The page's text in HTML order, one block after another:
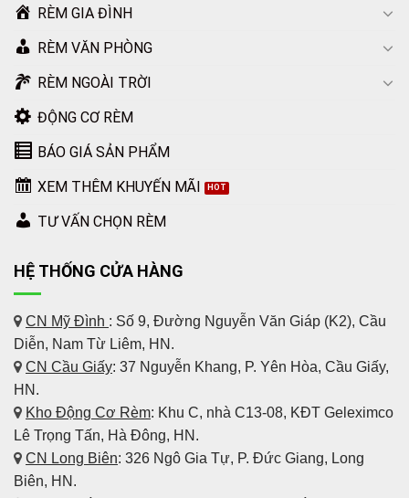
RÈM GIA ĐÌNH
RÈM VĂN PHÒNG
RÈM NGOÀI TRỜI
ĐỘNG CƠ RÈM
BÁO GIÁ SẢN PHẨM
XEM THÊM KHUYẾN MÃI
TƯ VẤN CHỌN RÈM
HỆ THỐNG CỬA HÀNG
CN Mỹ Đình : Số 9, Đường Nguyễn Văn Giáp (K2), Cầu
Diễn, Nam Từ Liêm, HN.
CN Cầu Giấy: 37 Nguyễn Khang, P. Yên Hòa, Cầu Giấy,
HN.
Kho Động Cơ Rèm: Khu C, nhà C13-08, KĐT Geleximco
Lê Trọng Tấn, Hà Đông, HN.
CN Long Biên: 326 Ngô Gia Tự, P. Đức Giang, Long
Biên, HN.